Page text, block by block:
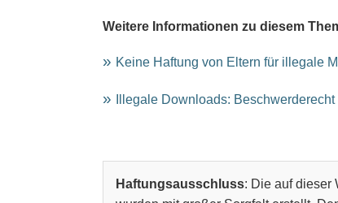
Weitere Informationen zu diesem
Keine Haftung von Eltern für illegale
Illegale Downloads:
Haftungsausschluss: Die auf dieser